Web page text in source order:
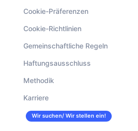
Cookie-Präferenzen
Cookie-Richtlinien
Gemeinschaftliche Regeln
Haftungsausschluss
Methodik
Karriere
Wir suchen/ Wir stellen ein!